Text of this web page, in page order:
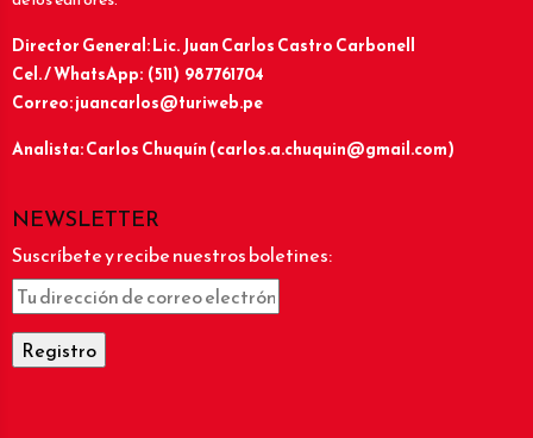
Director General: Lic.Juan Carlos Castro Carbonell
Cel. / WhatsApp: (511) 987761704
Correo: juancarlos@turiweb.pe
Analista: Carlos Chuquín (carlos.a.chuquin@gmail.com)
NEWSLETTER
Suscríbete y recibe nuestros boletines: